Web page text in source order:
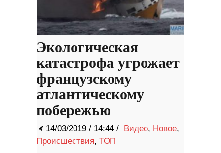
Экологическая
катастрофа угрожает
французскому
атлантическому
побережью
14/03/2019 / 14:44 / Видео, Новое,
Происшествия, ТОП